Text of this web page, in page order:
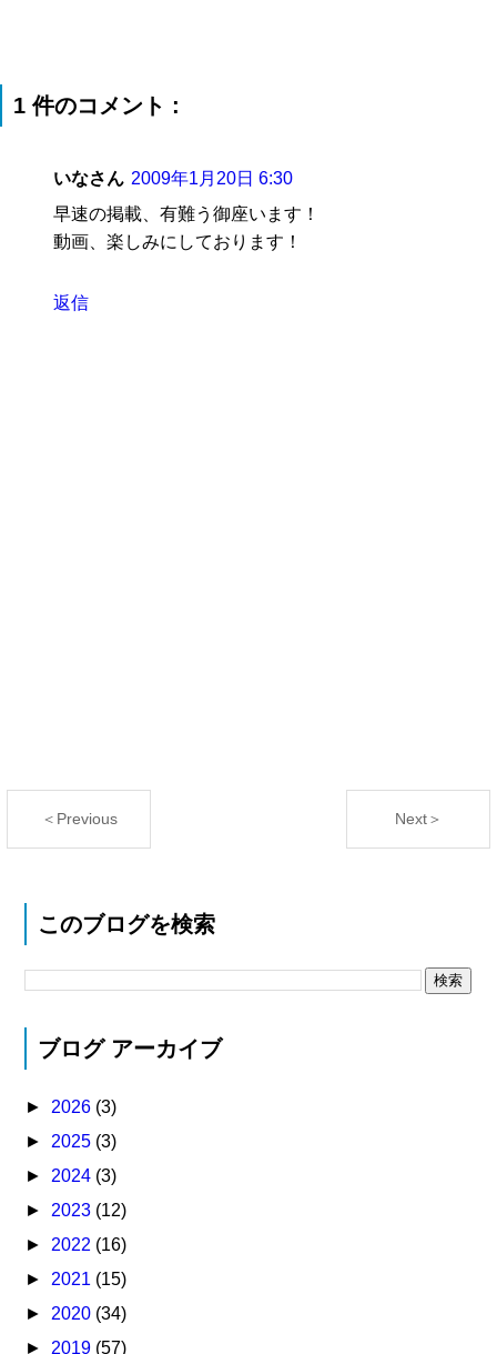
1 件のコメント :
いなさん 2009年1月20日 6:30
早速の掲載、有難う御座います！
動画、楽しみにしております！
返信
＜Previous Next＞
このブログを検索
ブログ アーカイブ
► 2026 (3)
► 2025 (3)
► 2024 (3)
► 2023 (12)
► 2022 (16)
► 2021 (15)
► 2020 (34)
► 2019 (57)